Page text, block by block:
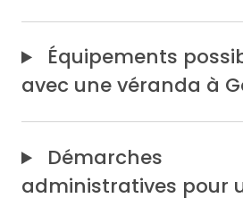
Équipements
avec une véranda à
Démarches
administratives pour